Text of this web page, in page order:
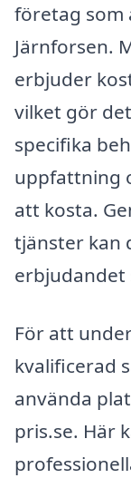
företag som
Järnforsen.
erbjuder
vilket gör
specifika
uppfattning
att kosta.
tjänster kan
erbjudandet
För att
kvalificerad
använda
pris.se. Här